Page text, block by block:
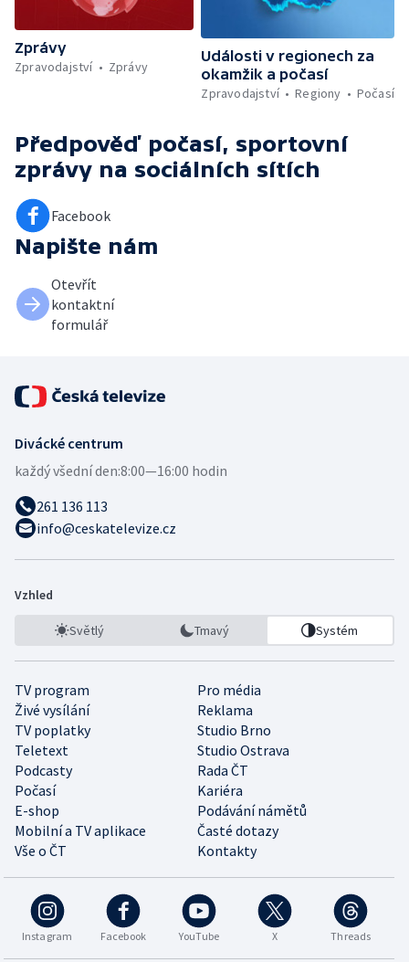
Zprávy
Zpravodajství
Zprávy
Události v regionech za
okamžik a počasí
Zpravodajství
Regiony Počasí
Předpověď počasí, sportovní
zprávy na sociálních sítích
Facebook
Napište nám
Otevřít
kontaktní
formulář
Divácké centrum
každý všední den:8:00—16:00 hodin
261 136 113
info@ceskatelevize.cz
Vzhled
Světlý Tmavý Systém
TV program
Pro média
Živé vysílání
Reklama
TV poplatky
Studio Brno
Teletext
Studio Ostrava
Podcasty
Rada ČT
Počasí
Kariéra
E-shop
Podávání námětů
Mobilní a TV aplikace
Časté dotazy
Vše o ČT
Kontakty
Instagram Facebook YouTube X Threads